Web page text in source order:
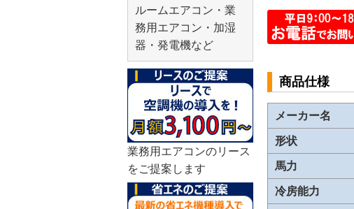
ルームエアコン・業
務用エアコン・加湿
器・発電機など
業務用エアコンのリース
をご提案します
商品仕様
メーカー名
形状
馬力
冷房能力